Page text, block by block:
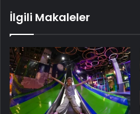
İlgili Makaleler